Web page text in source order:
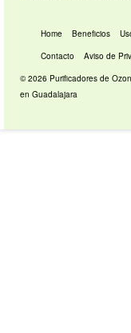
Home Beneficios
Contacto
Aviso de
© 2026 Purificadores de
en Guadalajara